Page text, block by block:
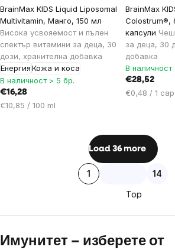
BrainMax KIDS Liquid Liposomal
Multivitamin, Манго, 150 мл
Висока усвояемост и пълен
спектър витамини за деца, 30
дози, хранителна добавка
ЕнергияКожа и коса
В наличност > 5 бр.
€16,28
Цена
€10,85 / 100 ml
BrainMax
Colostrum®,
капсули
за деца, 30
добавка
В наличност
€28,52
Цена
€0,48 / 1
Listing
controls
Load 36 more
Pagination
1 14
Top
Имунитет – изберете от